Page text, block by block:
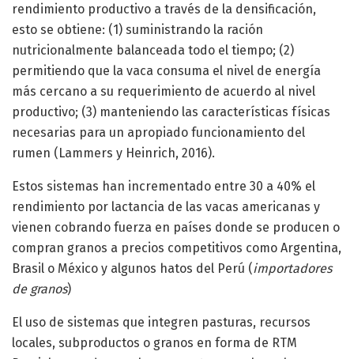
rendimiento productivo a través de la densificación,
esto se obtiene: (1) suministrando la ración
nutricionalmente balanceada todo el tiempo; (2)
permitiendo que la vaca consuma el nivel de energía
más cercano a su requerimiento de acuerdo al nivel
productivo; (3) manteniendo las características físicas
necesarias para un apropiado funcionamiento del
rumen (Lammers y Heinrich, 2016).
Estos sistemas han incrementado entre 30 a 40% el
rendimiento por lactancia de las vacas americanas y
vienen cobrando fuerza en países donde se producen o
compran granos a precios competitivos como Argentina,
Brasil o México y algunos hatos del Perú (importadores
de granos)
El uso de sistemas que integren pasturas, recursos
locales, subproductos o granos en forma de RTM